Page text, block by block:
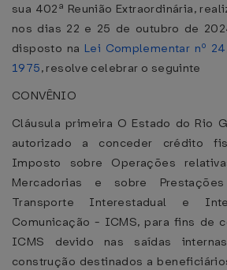
sua 402ª Reunião Extraordinária,
nos dias 22 e 25 de outubro de
disposto na Lei Complementar nº
1975, resolve celebrar o seguinte
CONVÊNIO
Cláusula primeira O Estado do Rio
autorizado a conceder crédito
Imposto sobre Operações
Mercadorias e sobre
Transporte Interestadual e
Comunicação - ICMS, para fins de
ICMS devido nas saídas
construção destinados a